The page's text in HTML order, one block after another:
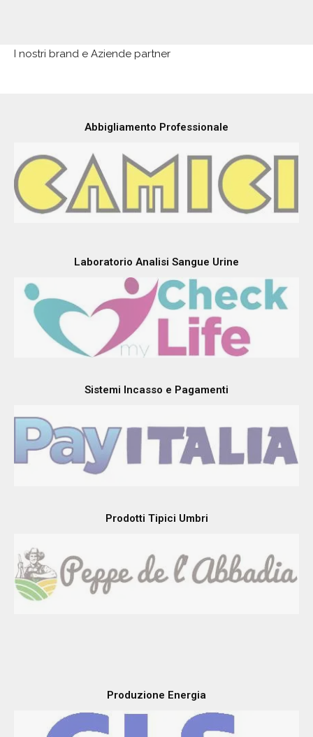
I nostri brand e Aziende partner
Abbigliamento Professionale
Laboratorio Analisi Sangue Urine
Sistemi Incasso e Pagamenti
Prodotti Tipici Umbri
Produzione Energia